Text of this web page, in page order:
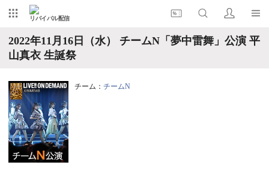
リバイバル配信
2022年11月16日（水） チームN「夢中雷舞」公演 平
山真衣 生誕祭
チーム： チームN